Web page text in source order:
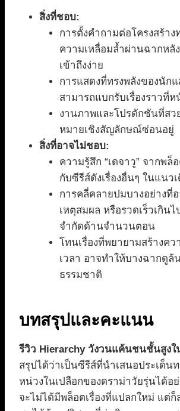
สิ่งที่ชอบ:
การตั้งคำถามต่อโครงสร้าง
ความเหลื่อมล้ำผ่านฉากหลั
เข้าถึงง่าย
การแสดงที่ทรงพลังของนัก
สามารถแบกรับเรื่องราวที่ห
งานภาพและโปรดักชันที่สว
หมายเชิงสัญลักษณ์ซ่อนอยู่
สิ่งที่อาจไม่ชอบ:
ความรู้สึก “เดจาวู” จากพล็
กับซีรีส์ดังเรื่องอื่นๆ ในแนว
การคลี่คลายปมบางอย่างที่
เหตุสมผล หรือรวดเร็วเกิน
จำกัดด้านจำนวนตอน
โทนเรื่องที่พยายามสร้างค
เวลา อาจทำให้บางฉากดูล้
ธรรมชาติ
บทสรุปและคะแนน
รีวิว Hierarchy วังวนแค้นชนชั้นสูงใ
สรุปได้ว่าเป็นซีรีส์ที่นำเสนอประเด็น
หน่วงในเปลือกของดราม่าวัยรุ่นได้อ
จะไม่ได้มีพล็อตเรื่องที่แปลกใหม่ แต่ก็